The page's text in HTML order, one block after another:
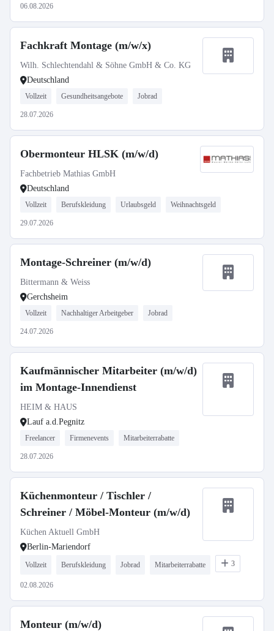
06.08.2026
Fachkraft Montage (m/w/x)
Wilh. Schlechtendahl & Söhne GmbH & Co. KG
Deutschland
Vollzeit Gesundheitsangebote Jobrad
28.07.2026
Obermonteur HLSK (m/w/d)
Fachbetrieb Mathias GmbH
Deutschland
Vollzeit Berufskleidung Urlaubsgeld Weihnachtsgeld
29.07.2026
Montage-Schreiner (m/w/d)
Bittermann & Weiss
Gerchsheim
Vollzeit Nachhaltiger Arbeitgeber Jobrad
24.07.2026
Kaufmännischer Mitarbeiter (m/w/d)
im Montage-Innendienst
HEIM & HAUS
Lauf a.d.Pegnitz
Freelancer Firmenevents Mitarbeiterrabatte
28.07.2026
Küchenmonteur / Tischler /
Schreiner / Möbel-Monteur (m/w/d)
Küchen Aktuell GmbH
Berlin-Mariendorf
Vollzeit Berufskleidung Jobrad Mitarbeiterrabatte 3
02.08.2026
Monteur (m/w/d)